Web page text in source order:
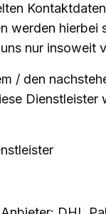
werden
nur
/ den